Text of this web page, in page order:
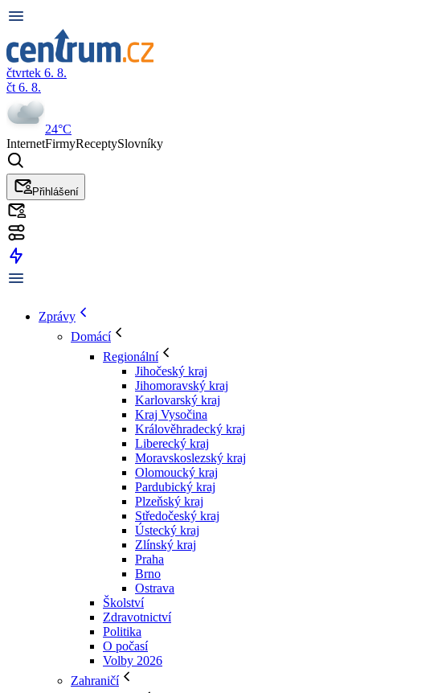
čtvrtek 6. 8.
čt 6. 8.
24°C
InternetFirmyReceptySlovníky
Přihlášení
Zprávy
Domácí
Regionální
Jihočeský kraj
Jihomoravský kraj
Karlovarský kraj
Kraj Vysočina
Králověhradecký kraj
Liberecký kraj
Moravskoslezský kraj
Olomoucký kraj
Pardubický kraj
Plzeňský kraj
Středočeský kraj
Ústecký kraj
Zlínský kraj
Praha
Brno
Ostrava
Školství
Zdravotnictví
Politika
O počasí
Volby 2026
Zahraničí